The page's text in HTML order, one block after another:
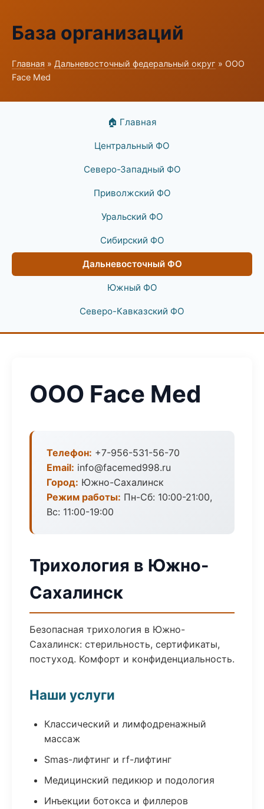
База организаций
Главная » Дальневосточный федеральный округ » ООО
Face Med
🏠 Главная
Центральный ФО
Северо-Западный ФО
Приволжский ФО
Уральский ФО
Сибирский ФО
Дальневосточный ФО
Южный ФО
Северо-Кавказский ФО
ООО Face Med
Телефон: +7-956-531-56-70
Email: info@facemed998.ru
Город: Южно-Сахалинск
Режим работы: Пн-Сб: 10:00-21:00,
Вс: 11:00-19:00
Трихология в Южно-
Сахалинск
Безопасная трихология в Южно-
Сахалинск: стерильность, сертификаты,
постуход. Комфорт и конфиденциальность.
Наши услуги
Классический и лимфодренажный
массаж
Smas-лифтинг и rf-лифтинг
Медицинский педикюр и подология
Инъекции ботокса и филлеров